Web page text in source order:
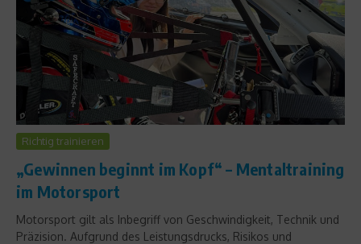
Richtig trainieren
„Gewinnen beginnt im Kopf“ – Mentaltraining
im Motorsport
Motorsport gilt als Inbegriff von Geschwindigkeit, Technik und
Präzision. Aufgrund des Leistungsdrucks, Risikos und